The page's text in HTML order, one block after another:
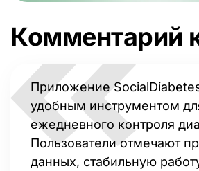
Комментарий
Приложение
удобным инструментом
ежедневного контроля
Пользователи отмечают
данных, стабильную